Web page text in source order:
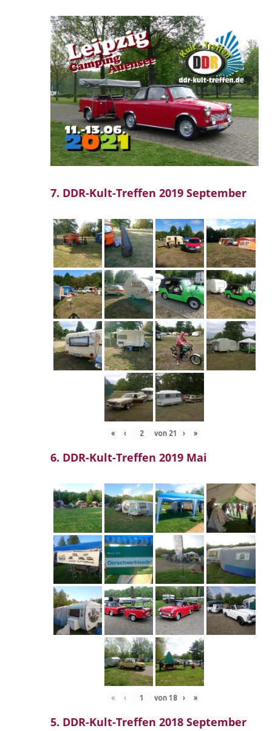
7. DDR-Kult-Treffen 2019 September
« ‹ von 21 › »
6. DDR-Kult-Treffen 2019 Mai
« ‹ von 18 › »
5. DDR-Kult-Treffen 2018 September